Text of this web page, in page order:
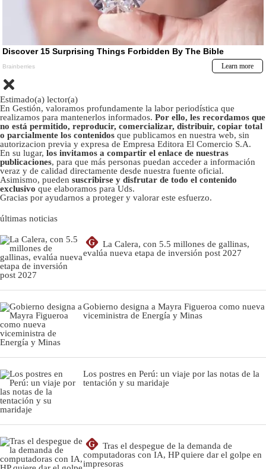
Estimado(a) lector(a)
En Gestión, valoramos profundamente la labor periodística que
realizamos para mantenerlos informados. Por ello, les recordamos que
no está permitido, reproducir, comercializar, distribuir, copiar total
o parcialmente los contenidos que publicamos en nuestra web, sin
autorizacion previa y expresa de Empresa Editora El Comercio S.A.
En su lugar, los invitamos a compartir el enlace de nuestras
publicaciones, para que más personas puedan acceder a información
veraz y de calidad directamente desde nuestra fuente oficial.
Asimismo, pueden suscribirse y disfrutar de todo el contenido
exclusivo que elaboramos para Uds.
Gracias por ayudarnos a proteger y valorar este esfuerzo.
últimas noticias
G
La Calera, con 5.5 millones de gallinas,
evalúa nueva etapa de inversión post 2027
Gobierno designa a Mayra Figueroa como nueva
viceministra de Energía y Minas
Los postres en Perú: un viaje por las notas de la
tentación y su maridaje
G
Tras el despegue de la demanda de
computadoras con IA, HP quiere dar el golpe en
impresoras